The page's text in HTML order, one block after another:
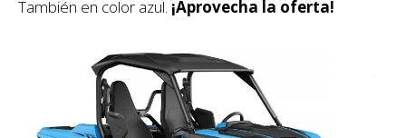
También en color azul. ¡Aprovecha la oferta!